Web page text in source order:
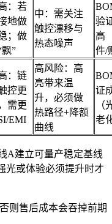
：若
地做
；做
”
中：需关注
触控漂移与
热态噪声
验
高
件/
：链
控更
需更
EMI
高风险：高
亮带来温
升，必须做
热路径+降额
曲线
证
（
老
A建立可量产稳定基线
或体验必须提升时才
则售后成本会吞掉前期